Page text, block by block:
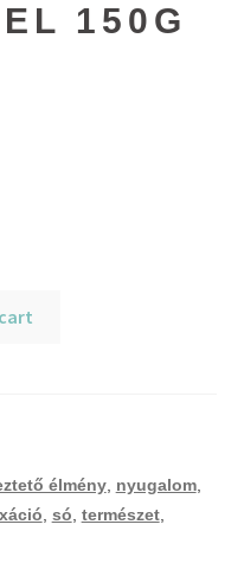
150G
élmény, nyugalom,
só természet,